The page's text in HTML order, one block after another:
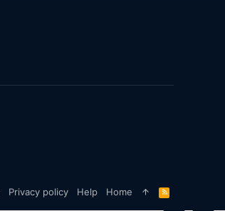
Privacy policy Help Home
R
S